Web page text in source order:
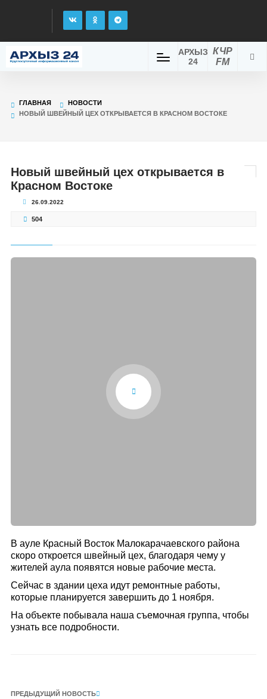
КЧР
FM
АРХЫЗ
24
ГЛАВНАЯ
НОВОСТИ
НОВЫЙ ШВЕЙНЫЙ ЦЕХ ОТКРЫВАЕТСЯ В КРАСНОМ ВОСТОКЕ
Новый швейный цех открывается в
Красном Востоке
26.09.2022
504
В ауле Красный Восток Малокарачаевского района
скоро откроется швейный цех, благодаря чему у
жителей аула появятся новые рабочие места.
Сейчас в здании цеха идут ремонтные работы,
которые планируется завершить до 1 ноября.
На объекте побывала наша съемочная группа, чтобы
узнать все подробности.
ПРЕДЫДУЩИЙ НОВОСТЬ